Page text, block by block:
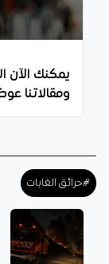
يمكنك الآن
ومقالاتنا
#حرائق الغابات